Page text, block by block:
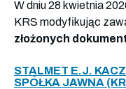
W dniu 28 kwietnia
KRS modyfikując
złożonych
STALMET E.J.
SPÓŁKA JAWNA